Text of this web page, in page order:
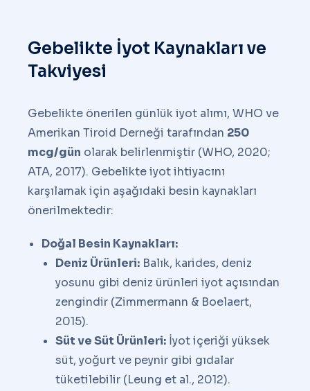
Gebelikte İyot Kaynakları ve
Takviyesi
Gebelikte önerilen günlük iyot alımı, WHO ve
Amerikan Tiroid Derneği tarafından 250
mcg/gün olarak belirlenmiştir (WHO, 2020;
ATA, 2017). Gebelikte iyot ihtiyacını
karşılamak için aşağıdaki besin kaynakları
önerilmektedir:
Doğal Besin Kaynakları:
Deniz Ürünleri: Balık, karides, deniz
yosunu gibi deniz ürünleri iyot açısından
zengindir (Zimmermann & Boelaert,
2015).
Süt ve Süt Ürünleri: İyot içeriği yüksek
süt, yoğurt ve peynir gibi gıdalar
tüketilebilir (Leung et al., 2012).